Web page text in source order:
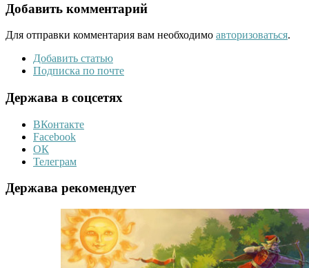
Добавить комментарий
Для отправки комментария вам необходимо авторизоваться.
Добавить статью
Подписка по почте
Держава в соцсетях
ВКонтакте
Facebook
ОК
Телеграм
Держава рекомендует